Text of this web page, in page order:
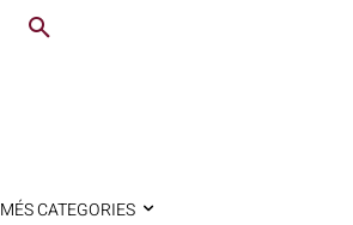
MÉS CATEGORIES